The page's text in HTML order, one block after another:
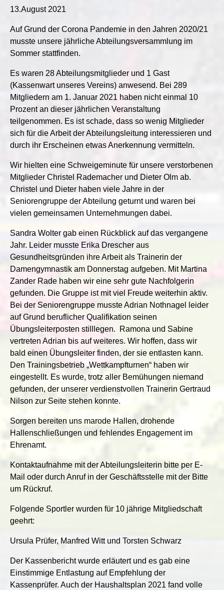
13.August 2021
Auf Grund der Corona Pandemie in den Jahren 2020/21
musste unsere jährliche Abteilungsversammlung im
Sommer stattfinden.
Es waren 28 Abteilungsmitglieder und 1 Gast
(Kassenwart unseres Vereins) anwesend. Bei 289
Mitgliedern am 1. Januar 2021 haben nicht einmal 10
Prozent an dieser jährlichen Veranstaltung
teilgenommen. Es ist schade, dass so wenig Mitglieder
sich für die Arbeit der Abteilungsleitung interessieren und
durch ihr Erscheinen etwas Anerkennung vermitteln.
Wir hielten eine Schweigeminute für unsere verstorbenen
Mitglieder Christel Rademacher und Dieter Olm ab.
Christel und Dieter haben viele Jahre in der
Seniorengruppe der Abteilung geturnt und waren bei
vielen gemeinsamen Unternehmungen dabei.
Sandra Wolter gab einen Rückblick auf das vergangene
Jahr. Leider musste Erika Drescher aus
Gesundheitsgründen ihre Arbeit als Trainerin der
Damengymnastik am Donnerstag aufgeben. Mit Martina
Zander Rade haben wir eine sehr gute Nachfolgerin
gefunden. Die Gruppe ist mit viel Freude weiterhin aktiv.
Bei der Seniorengruppe musste Adrian Nothnagel leider
auf Grund beruflicher Qualifikation seinen
Übungsleiterposten stilllegen. Ramona und Sabine
vertreten Adrian bis auf weiteres. Wir hoffen, dass wir
bald einen Übungsleiter finden, der sie entlasten kann.
Den Trainingsbetrieb „Wettkampfturnen“ haben wir
eingestellt. Es wurde, trotz aller Bemühungen niemand
gefunden, der unserer verdienstvollen Trainerin Gertraud
Nilson zur Seite stehen konnte.
Sorgen bereiten uns marode Hallen, drohende
Hallenschließungen und fehlendes Engagement im
Ehrenamt.
Kontaktaufnahme mit der Abteilungsleiterin bitte per E-
Mail oder durch Anruf in der Geschäftsstelle mit der Bitte
um Rückruf.
Folgende Sportler wurden für 10 jährige Mitgliedschaft
geehrt:
Ursula Prüfer, Manfred Witt und Torsten Schwarz
Der Kassenbericht wurde erläutert und es gab eine
Einstimmige Entlastung auf Empfehlung der
Kassenprüfer. Auch der Haushaltsplan 2021 fand volle